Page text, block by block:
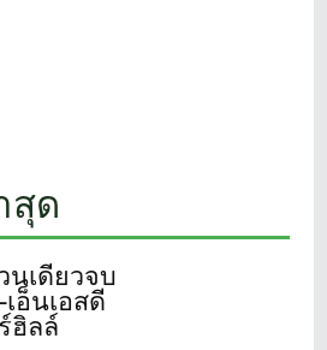
ด
เดียวจบ
อ็นเอสดี
ฮิลล์